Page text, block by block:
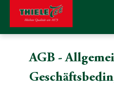
Zum Hauptinhalt springen
AGB -